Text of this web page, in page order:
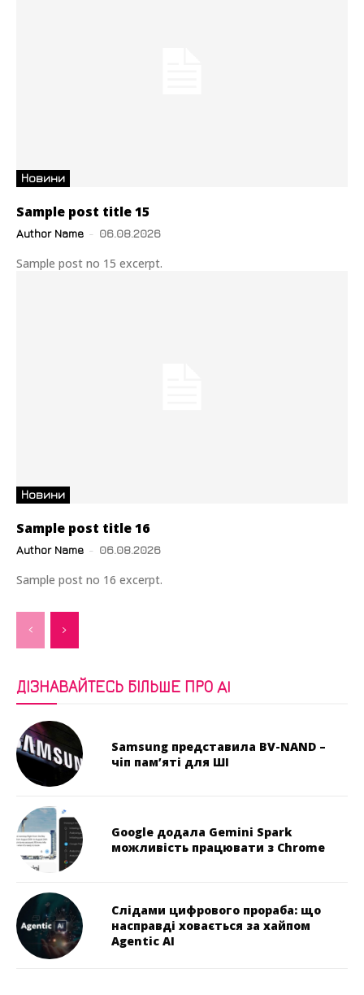
Новини
Sample post title 15
Author Name - 06.08.2026
Sample post no 15 excerpt.
Новини
Sample post title 16
Author Name - 06.08.2026
Sample post no 16 excerpt.
ДІЗНАВАЙТЕСЬ БІЛЬШЕ ПРО AI
Samsung представила BV-NAND –
чіп пам’яті для ШІ
Google додала Gemini Spark
можливість працювати з Chrome
Слідами цифрового прораба: що
насправді ховається за хайпом
Agentic AI